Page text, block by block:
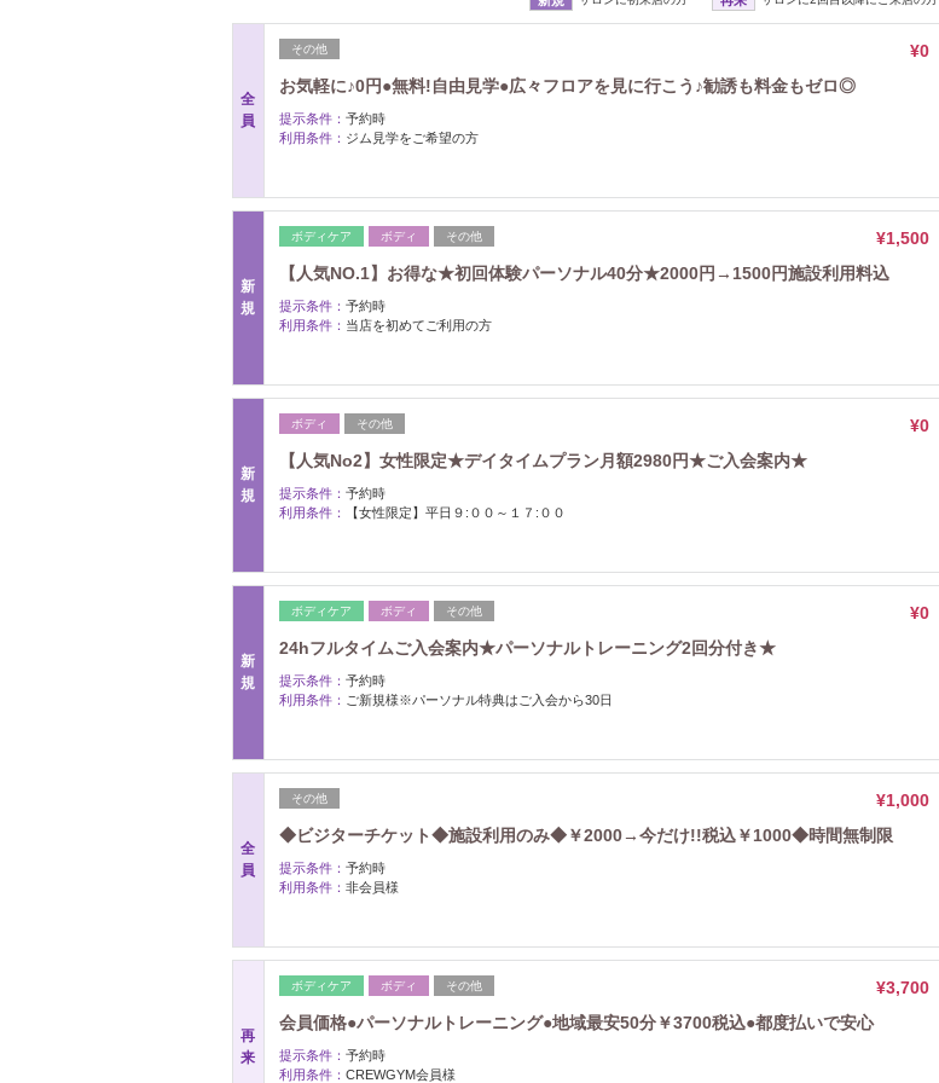
全
員
その他
¥0
お気軽に♪0円●無料!自由見学●広々フロアを見に行こう♪勧誘も料金もゼロ◎
提示条件： 予約時
利用条件： ジム見学をご希望の方
新
規
ボディケア ボディ その他
¥1,500
【人気NO.1】お得な★初回体験パーソナル40分★2000円→1500円施設利用料込
提示条件： 予約時
利用条件： 当店を初めてご利用の方
新
規
ボディ その他
¥0
【人気No2】女性限定★デイタイムプラン月額2980円★ご入会案内★
提示条件： 予約時
利用条件：
【女性限定】平日９:００～１７:００
新
規
ボディケア ボディ その他
¥0
24hフルタイムご入会案内★パーソナルトレーニング2回分付き★
提示条件： 予約時
利用条件： ご新規様※パーソナル特典はご入会から30日
全
員
その他
¥1,000
◆ビジターチケット◆施設利用のみ◆￥2000→今だけ!!税込￥1000◆時間無制限
提示条件： 予約時
利用条件： 非会員様
再
来
ボディケア ボディ その他
¥3,700
会員価格●パーソナルトレーニング●地域最安50分￥3700税込●都度払いで安心
提示条件： 予約時
利用条件： CREWGYM会員様